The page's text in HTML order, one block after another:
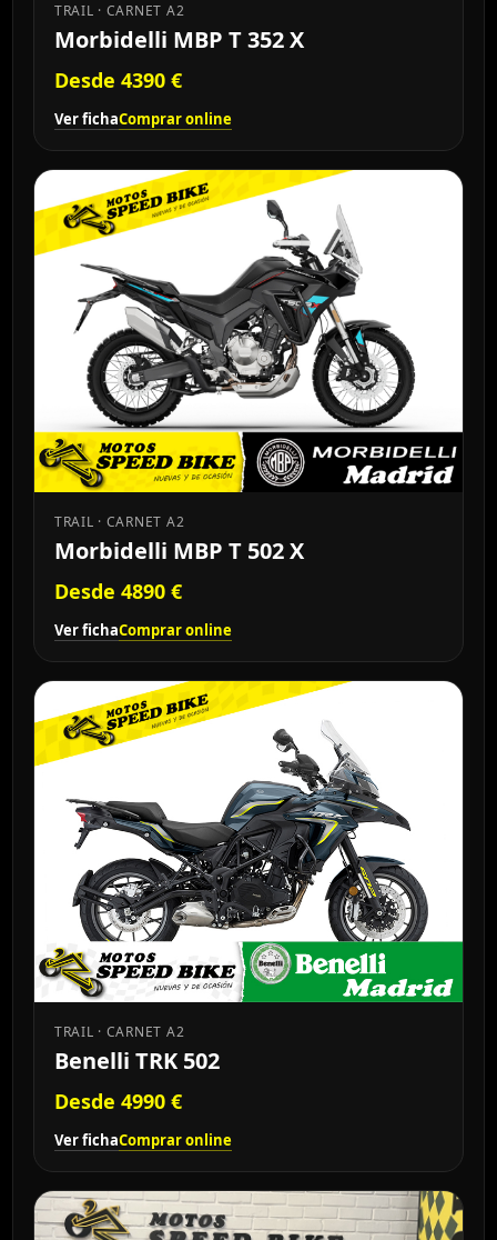
TRAIL · CARNET A2
Morbidelli MBP T 352 X
Desde 4390 €
Ver fichaComprar online
TRAIL · CARNET A2
Morbidelli MBP T 502 X
Desde 4890 €
Ver fichaComprar online
TRAIL · CARNET A2
Benelli TRK 502
Desde 4990 €
Ver fichaComprar online